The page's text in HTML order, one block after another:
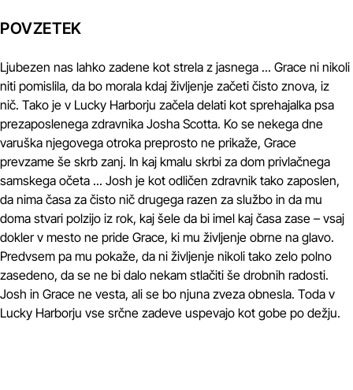
POVZETEK
Ljubezen nas lahko zadene kot strela z jasnega ... Grace ni nikoli
niti pomislila, da bo morala kdaj življenje začeti čisto znova, iz
nič. Tako je v Lucky Harborju začela delati kot sprehajalka psa
prezaposlenega zdravnika Josha Scotta. Ko se nekega dne
varuška njegovega otroka preprosto ne prikaže, Grace
prevzame še skrb zanj. In kaj kmalu skrbi za dom privlačnega
samskega očeta ... Josh je kot odličen zdravnik tako zaposlen,
da nima časa za čisto nič drugega razen za službo in da mu
doma stvari polzijo iz rok, kaj šele da bi imel kaj časa zase – vsaj
dokler v mesto ne pride Grace, ki mu življenje obrne na glavo.
Predvsem pa mu pokaže, da ni življenje nikoli tako zelo polno
zasedeno, da se ne bi dalo nekam stlačiti še drobnih radosti.
Josh in Grace ne vesta, ali se bo njuna zveza obnesla. Toda v
Lucky Harborju vse srčne zadeve uspevajo kot gobe po dežju.